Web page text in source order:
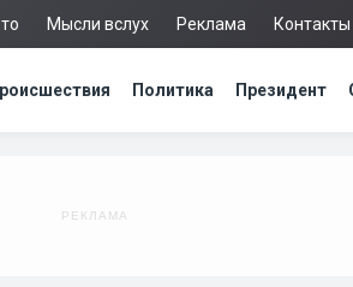
Мысли вслух Реклама Контакты
Политика Президент